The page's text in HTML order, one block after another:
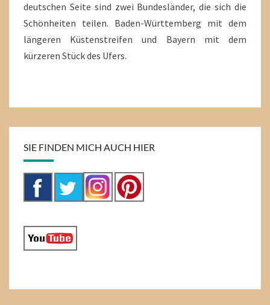
deutschen Seite sind zwei Bundesländer, die sich die
Schönheiten teilen. Baden-Württemberg mit dem
längeren Küstenstreifen und Bayern mit dem
kürzeren Stück des Ufers.
SIE FINDEN MICH AUCH HIER